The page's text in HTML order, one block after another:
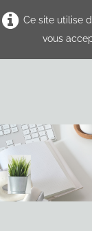
Ce site utilise
vous